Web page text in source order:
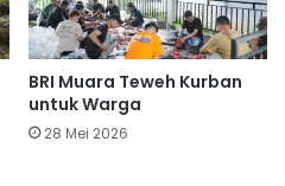
BRI Muara Teweh Kurban
untuk Warga
28 Mei 2026